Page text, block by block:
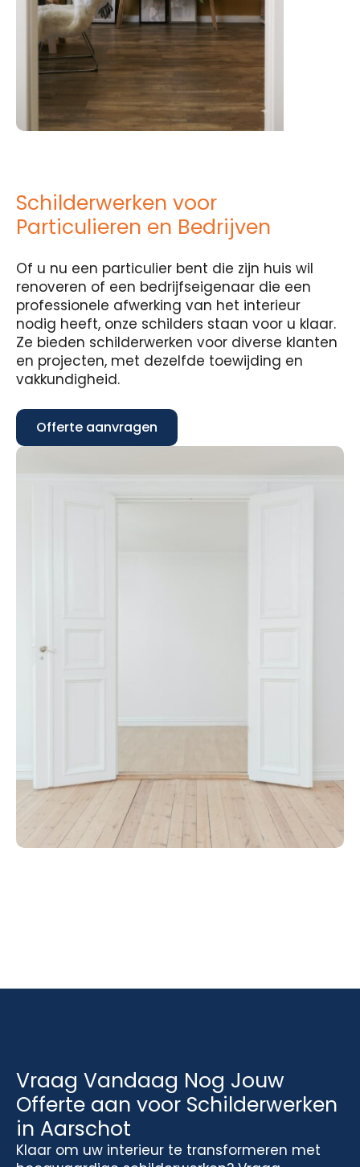
Schilderwerken voor
Particulieren en Bedrijven
Of u nu een particulier bent die zijn huis wil
renoveren of een bedrijfseigenaar die een
professionele afwerking van het interieur
nodig heeft, onze schilders staan voor u klaar.
Ze bieden schilderwerken voor diverse klanten
en projecten, met dezelfde toewijding en
vakkundigheid.
Offerte aanvragen
Vraag Vandaag Nog Jouw
Offerte aan voor Schilderwerken
in Aarschot
Klaar om uw interieur te transformeren met